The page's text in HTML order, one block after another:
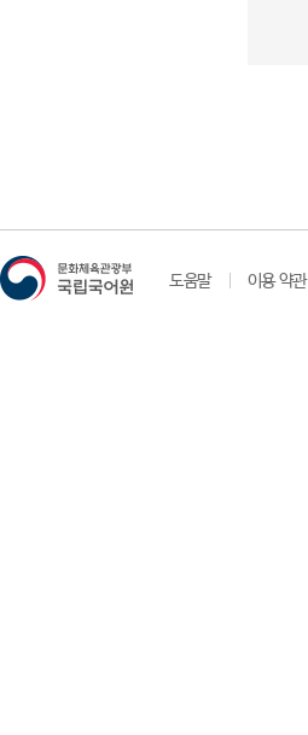
도움말 이용 약관